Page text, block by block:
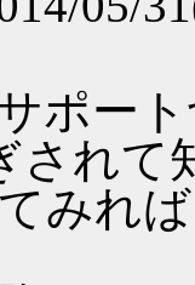
ート
れて
みれ